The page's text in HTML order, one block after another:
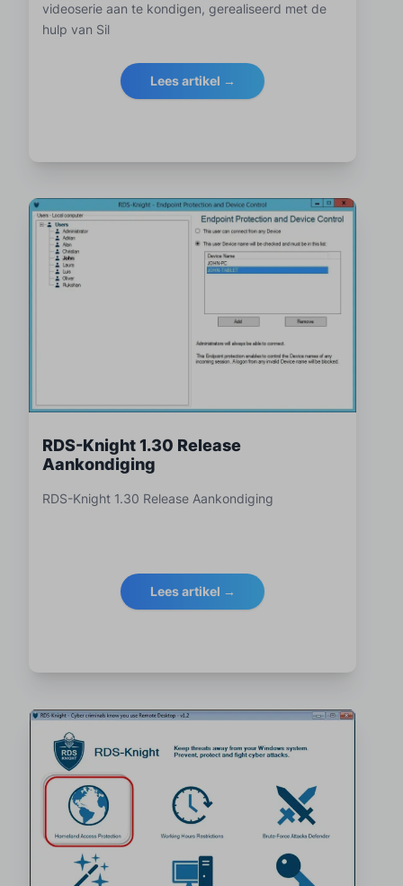
videoserie aan te kondigen, gerealiseerd met de
hulp van Sil
Lees artikel →
RDS-Knight 1.30 Release
Aankondiging
RDS-Knight 1.30 Release Aankondiging
Lees artikel →